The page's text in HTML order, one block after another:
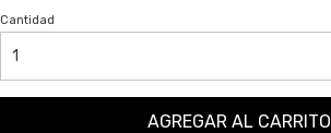
Cantidad
AGREGAR AL CARRITO